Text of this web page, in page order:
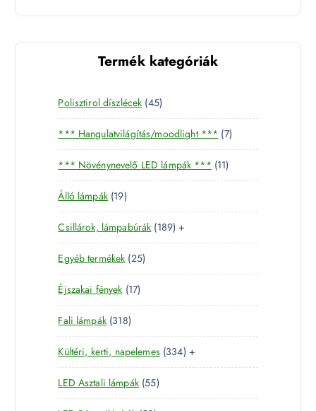
Termék kategóriák
Polisztirol díszlécek 454
5
t
e
r
m
k
*** Hangulatvilágítás/moodlight *** 77
t
r
é
*** Növénynevelő LED lámpák *** 111
1
e
m
k
Álló lámpák 191
9
t
e
r
m
é
k
Csillárok, lámpabúrák 1891
8
t
r
é
k
+
Egyéb termékek 252
5
e
m
é
k
Éjszakai fények 171
7
e
r
m
é
k
Fali lámpák 3183
1
8
t
e
r
Kültéri, kerti, napelemes 3343
3
t
+
LED Asztali lámpák 555
5